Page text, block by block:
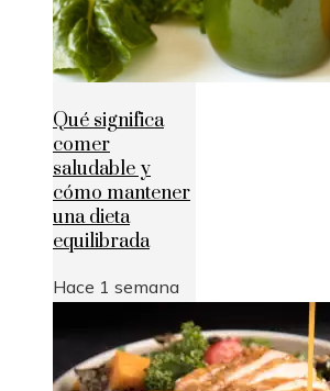
Qué significa
comer
saludable y
cómo mantener
una dieta
equilibrada
Hace 1 semana